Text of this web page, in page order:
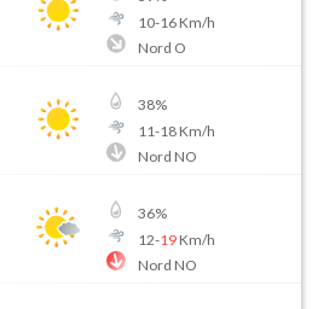
10-16Km/h
Nord O
38%
11-18Km/h
Nord NO
36%
12-19Km/h
Nord NO